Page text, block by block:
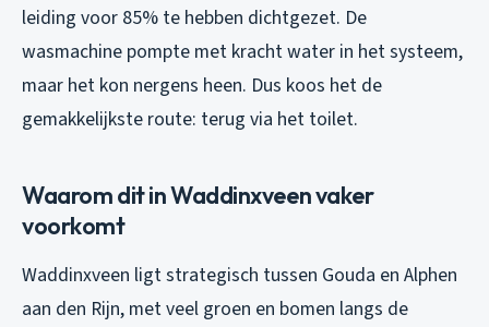
leiding voor 85% te hebben dichtgezet. De
wasmachine pompte met kracht water in het systeem,
maar het kon nergens heen. Dus koos het de
gemakkelijkste route: terug via het toilet.
Waarom dit in Waddinxveen vaker
voorkomt
Waddinxveen ligt strategisch tussen Gouda en Alphen
aan den Rijn, met veel groen en bomen langs de